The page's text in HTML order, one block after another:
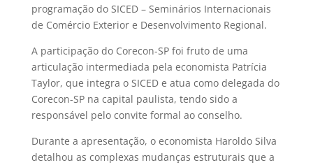
programação do SICED – Seminários Internacionais
de Comércio Exterior e Desenvolvimento Regional.
A participação do Corecon-SP foi fruto de uma
articulação intermediada pela economista Patrícia
Taylor, que integra o SICED e atua como delegada do
Corecon-SP na capital paulista, tendo sido a
responsável pelo convite formal ao conselho.
Durante a apresentação, o economista Haroldo Silva
detalhou as complexas mudanças estruturais que a